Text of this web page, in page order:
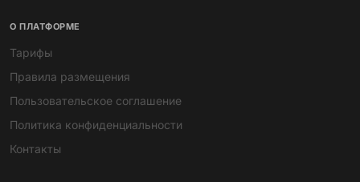
О ПЛАТФОРМЕ
Тарифы
Правила размещения
Пользовательское соглашение
Политика конфиденциальности
Контакты